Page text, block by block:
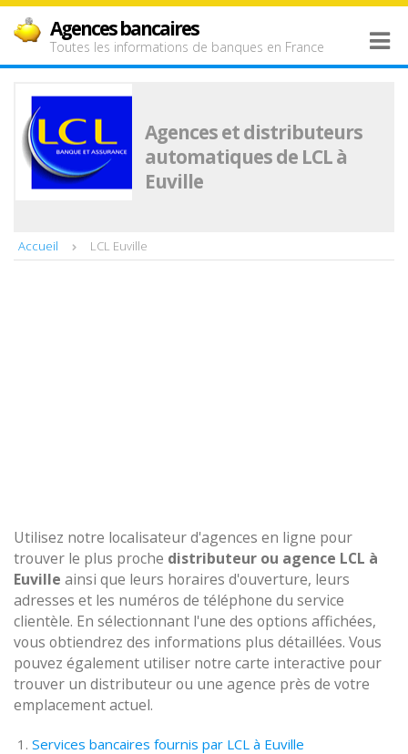
Agences bancaires
Toutes les informations de banques en France
Agences et distributeurs
automatiques de LCL à
Euville
Accueil LCL Euville
Utilisez notre localisateur d'agences en ligne pour
trouver le plus proche distributeur ou agence LCL à
Euville ainsi que leurs horaires d'ouverture, leurs
adresses et les numéros de téléphone du service
clientèle. En sélectionnant l'une des options affichées,
vous obtiendrez des informations plus détaillées. Vous
pouvez également utiliser notre carte interactive pour
trouver un distributeur ou une agence près de votre
emplacement actuel.
Services bancaires fournis par LCL à Euville